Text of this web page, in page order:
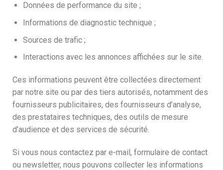
Données de performance du site ;
Informations de diagnostic technique ;
Sources de trafic ;
Interactions avec les annonces affichées sur le site.
Ces informations peuvent être collectées directement
par notre site ou par des tiers autorisés, notamment des
fournisseurs publicitaires, des fournisseurs d’analyse,
des prestataires techniques, des outils de mesure
d’audience et des services de sécurité.
Si vous nous contactez par e-mail, formulaire de contact
ou newsletter, nous pouvons collecter les informations